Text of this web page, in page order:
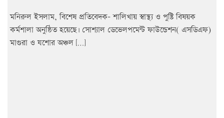
মনিরুল ইসলাম, বিশেষ প্রতিবেদক- শালিখায় স্বাস্থ্য ও পুষ্টি বিষয়ক
কর্মশালা অনুষ্ঠিত হয়েছে৷ সোশ্যাল ডেভেলপমেন্ট ফাউন্ডেশন( এসডিএফ)
মাগুরা ও যশোর অঞ্চল […]